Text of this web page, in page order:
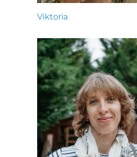
Viktoria